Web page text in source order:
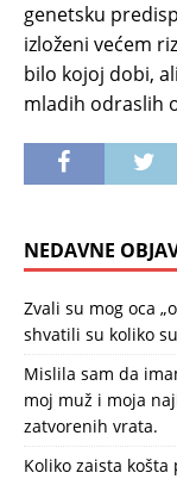
genetsku
izloženi većem
bilo kojoj dobi,
mladih odraslih
NEDAVNE
Zvali su mog oca
shvatili su koliko
Mislila sam da
moj muž i moja
zatvorenih vrata.
Koliko zaista